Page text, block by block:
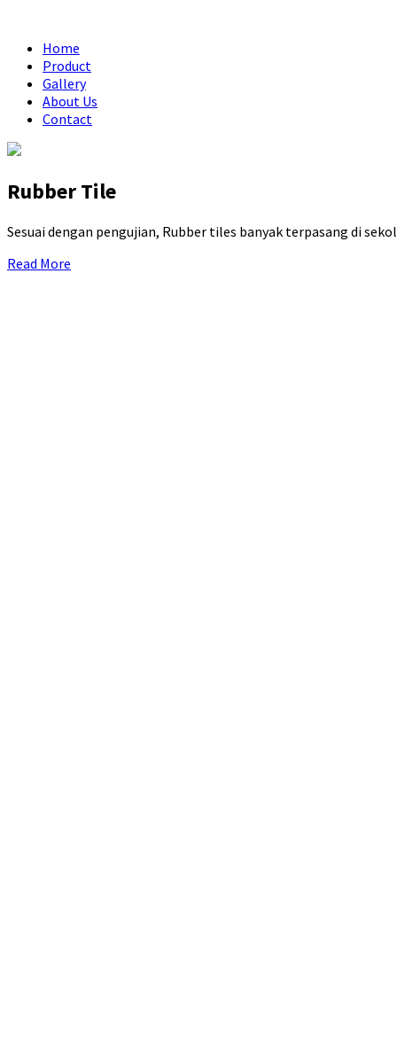
Home
Product
Gallery
About Us
Contact
Rubber Tile
Sesuai dengan pengujian, Rubber tiles banyak terpasang di
Read More